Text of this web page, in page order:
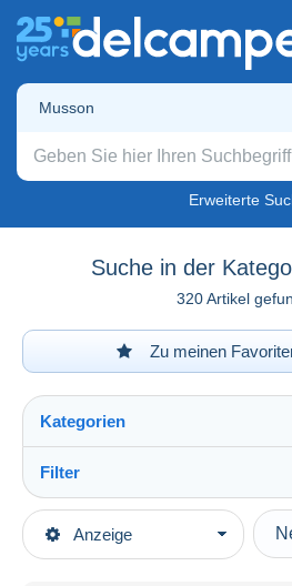
Musson
Erweiterte
Suche in der
320 Artikel
Zu meinen
Anzeige
Kategorien
Hauptkategorien
Filter
Art der Verkäufe
Laufende Angebote